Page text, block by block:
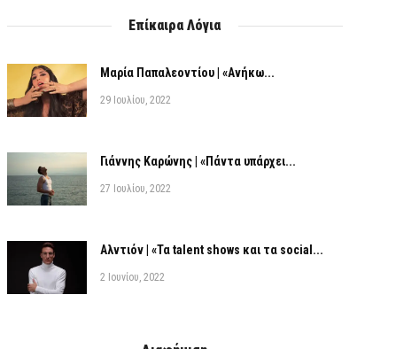
Επίκαιρα Λόγια
Μαρία Παπαλεοντίου | «Ανήκω...
29 Ιουλίου, 2022
Γιάννης Καρώνης | «Πάντα υπάρχει...
27 Ιουλίου, 2022
Αλντιόν | «Τα talent shows και τα social...
2 Ιουνίου, 2022